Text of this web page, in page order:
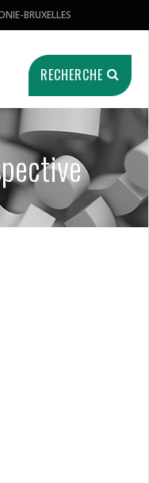
BRUXELLES
RECHERCHE